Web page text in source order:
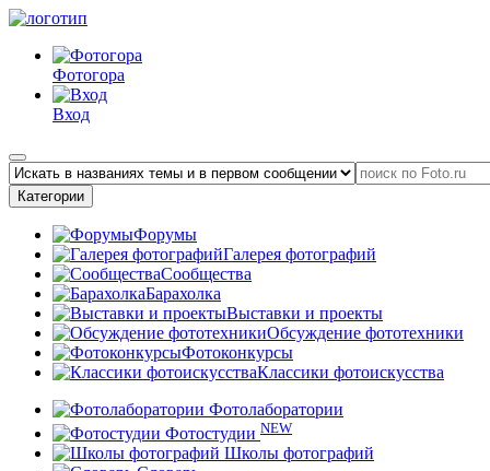
Фотогора
Вход
Категории
Форумы
Галерея фотографий
Сообщества
Барахолка
Выставки и проекты
Обсуждение фототехники
Фотоконкурсы
Классики фотоискусства
Фотолаборатории
Фотостудии NEW
Школы фотографий